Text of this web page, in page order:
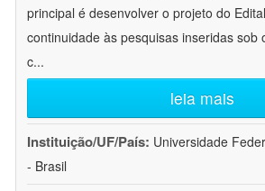
principal é desenvolver o projeto do
continuidade às pesquisas inseridas sob
c...
leia mais
Instituição/UF/País: Universidade
- Brasil